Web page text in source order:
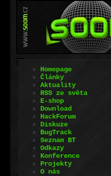
Homepage
Články
Aktuality
RSS ze světa
E-shop
Download
HackForum
Diskuze
BugTrack
Seznam BT
Odkazy
Konference
Projekty
O nás